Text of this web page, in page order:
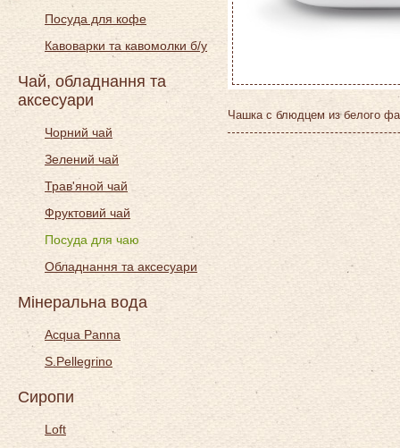
Посуда для кофе
Кавоварки та кавомолки б/у
Чай, обладнання та
аксесуари
Чорний чай
Зелений чай
Трав'яной чай
Фруктовий чай
Посуда для чаю
Обладнання та аксесуари
Мінеральна вода
Acqua Panna
S.Pellegrino
Сиропи
Loft
Чашка с блюдцем из белого